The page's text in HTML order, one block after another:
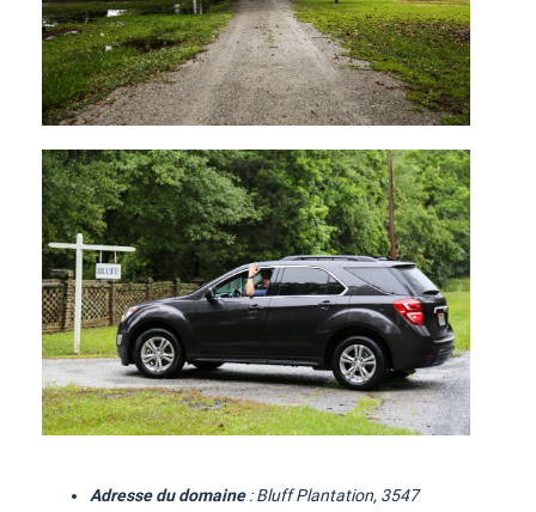
Adresse du domaine:Bluff Plantation, 3547